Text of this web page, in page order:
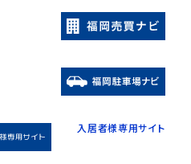
入居者様専用サイト